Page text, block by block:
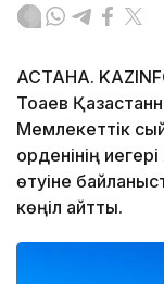
АСТАНА.
Тоқаев
Мемлекеттік
орденінің
өтуіне
көңіл айтты.